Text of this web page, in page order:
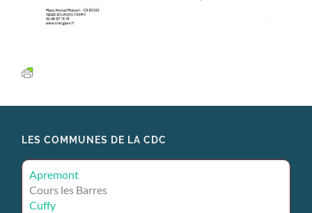
LES COMMUNES DE LA CDC
Apremont
Cours les Barres
Cuffy